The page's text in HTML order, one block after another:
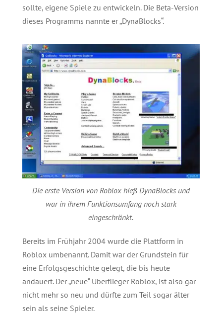
sollte, eigene Spiele zu entwickeln. Die Beta-Version
dieses Programms nannte er „DynaBlocks“.
Die erste Version von Roblox hieß DynaBlocks und
war in ihrem Funktionsumfang noch stark
eingeschränkt.
Bereits im Frühjahr 2004 wurde die Plattform in
Roblox umbenannt. Damit war der Grundstein für
eine Erfolgsgeschichte gelegt, die bis heute
andauert. Der „neue“ Überflieger Roblox, ist also gar
nicht mehr so neu und dürfte zum Teil sogar älter
sein als seine Spieler.